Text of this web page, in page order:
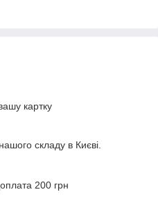
картку
складу в Києві.
200 грн